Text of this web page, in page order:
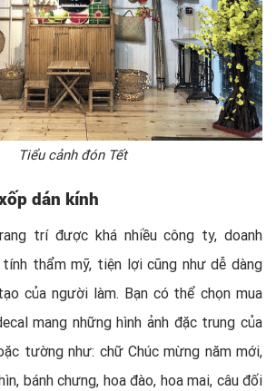
Tiểu cảnh đón Tết
dán kính
trí được khá nhiều công ty, doanh
thẩm mỹ, tiện lợi cũng như dễ dàng
của người làm. Bạn có thể chọn mua
mang những hình ảnh đặc trung của
tường như: chữ Chúc mừng năm mới,
bánh chưng, hoa đào, hoa mai, câu đối